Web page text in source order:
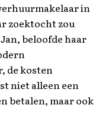
in
zoektocht zou
beloofde haar
de kosten
niet alleen een
betalen, maar ook